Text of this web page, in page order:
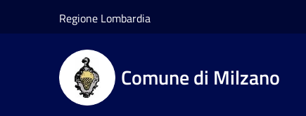
Regione Lombardia
Comune di Milzano